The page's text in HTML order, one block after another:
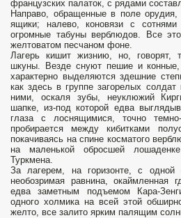
французских палаток, с рядами
Направо, обращенные в поле орудия,
ящики; налево, коновязи с
огромные табуны верблюдов. Все
желтоватом песчаном фоне.
Лагерь кишит жизнию, но, говорят,
шкуны. Везде снуют пешие и
характерно выделяются здешние
как здесь в группе загорелых
ними, оскаля зубы, неуклюжий
шапке, из-под которой едва
глаза с лоснящимися, точно
пробирается между кибитками
покачиваясь на спине косматого
на маленькой обросшей
Туркмена.
За лагерем, на горизонте, с
необозримая равнина, окаймленная
едва заметным подъемом Кара-
одного холмика на всей этой
желто, все залито ярким палящим